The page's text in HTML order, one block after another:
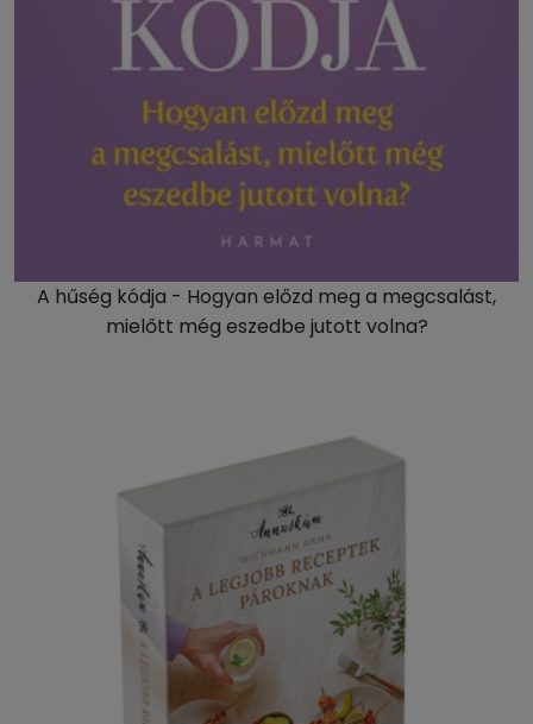
A hűség kódja - Hogyan előzd meg a megcsalást,
mielőtt még eszedbe jutott volna?